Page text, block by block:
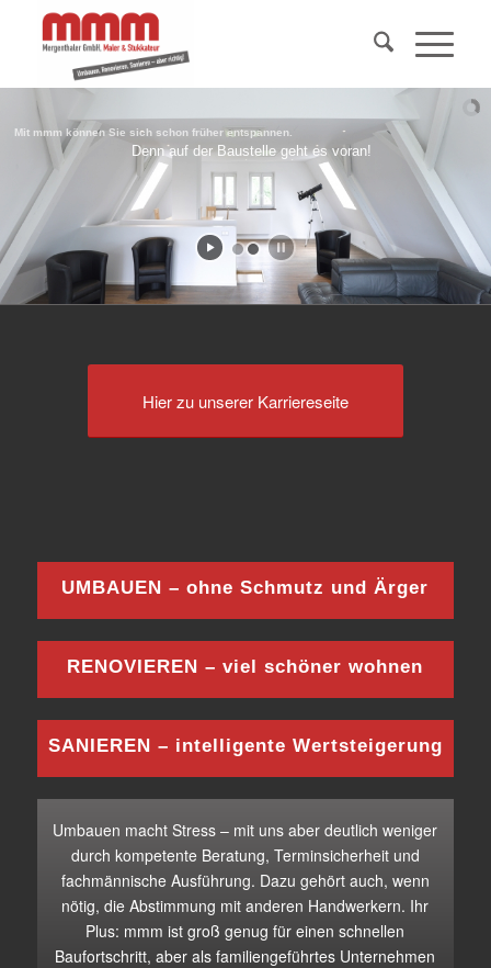
Denn auf der Baustelle geht es voran!
Mit mmm können Sie sich schon früher entspannen.
Hier zu unserer Karriereseite
UMBAUEN – ohne Schmutz und Ärger
RENOVIEREN – viel schöner wohnen
SANIEREN – intelligente Wertsteigerung
Umbauen macht Stress – mit uns aber deutlich weniger
durch kompetente Beratung, Terminsicherheit und
fachmännische Ausführung. Dazu gehört auch, wenn
nötig, die Abstimmung mit anderen Handwerkern. Ihr
Plus: mmm ist groß genug für einen schnellen
Baufortschritt, aber als familiengeführtes Unternehmen